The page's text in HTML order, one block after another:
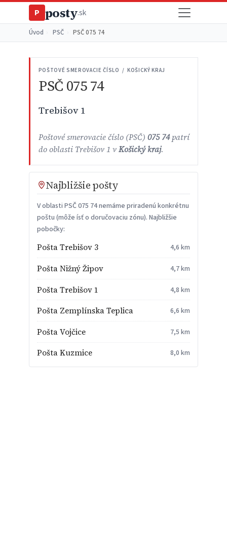
P posty.sk
Úvod PSČ PSČ 075 74
POŠTOVÉ SMEROVACIE ČÍSLO / KOŠICKÝ KRAJ
PSČ 075 74
Trebišov 1
Poštové smerovacie číslo (PSČ) 075 74patrí
do oblasti Trebišov 1 vKošický kraj.
Najbližšie pošty
V oblasti PSČ 075 74 nemáme priradenú konkrétnu
poštu (môže ísť o doručovaciu zónu). Najbližšie
pobočky:
Pošta Trebišov 3 4,6 km
Pošta Nižný Žipov 4,7 km
Pošta Trebišov 1 4,8 km
Pošta Zemplínska Teplica 6,6 km
Pošta Vojčice 7,5 km
Pošta Kuzmice 8,0 km